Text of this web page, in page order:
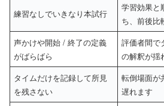
練習なしでいきなり本試行
学習効果と
ち、前後比
声かけや開始 / 終了の定義
がばらばら
評価者間で
の解釈が揺
タイムだけを記録して所見
を残さない
転倒場面が
遅れます